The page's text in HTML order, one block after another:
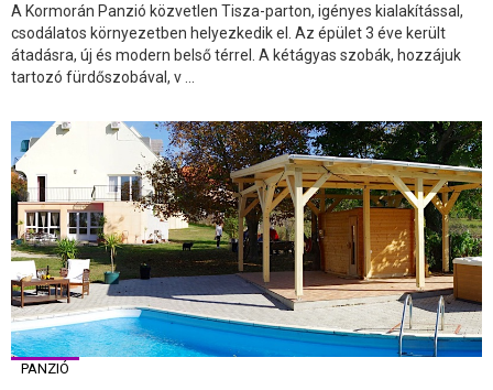
A Kormorán Panzió közvetlen Tisza-parton, igényes kialakítással,
csodálatos környezetben helyezkedik el. Az épület 3 éve került
átadásra, új és modern belső térrel. A kétágyas szobák, hozzájuk
tartozó fürdőszobával, v ...
PANZIÓ